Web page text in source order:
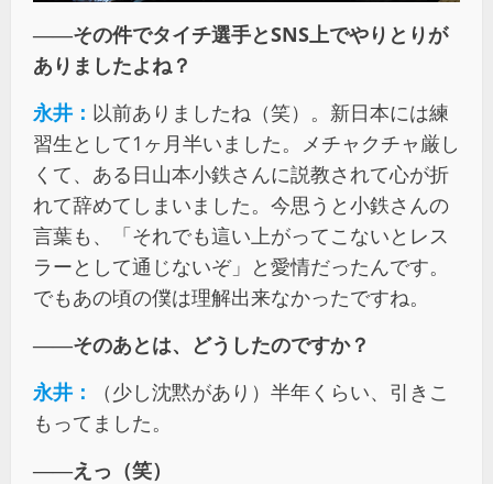
――その件でタイチ選手とSNS上でやりとりが
ありましたよね？
永井： 以前ありましたね（笑）。新日本には練
習生として1ヶ月半いました。メチャクチャ厳し
くて、ある日山本小鉄さんに説教されて心が折
れて辞めてしまいました。今思うと小鉄さんの
言葉も、「それでも這い上がってこないとレス
ラーとして通じないぞ」と愛情だったんです。
でもあの頃の僕は理解出来なかったですね。
――そのあとは、どうしたのですか？
永井：
（少し沈黙があり）半年くらい、引きこ
もってました。
――えっ（笑）